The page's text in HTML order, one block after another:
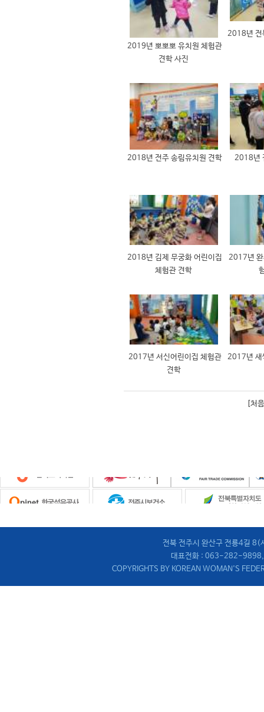
2019년 뽀뽀뽀 유치원 체험관
견학 사진
2018년 전
2018년 전주 송림유치원 견학 2018년
2018년 김제 무궁화 어린이집
체험관 견학
2017년 완
2017년 서신어린이집 체험관
견학
2017년 새
[처
전북 전주시 완산구 전룡4길
대표전화 : 063-282-
COPYRIGHTS BY KOREAN WOMAN'S